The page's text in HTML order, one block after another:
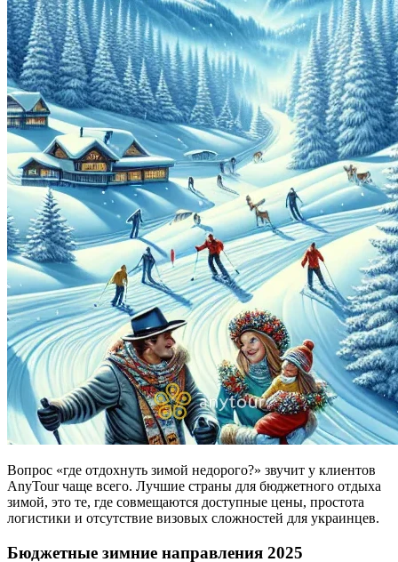
Вопрос «где отдохнуть зимой недорого?» звучит у клиентов
AnyTour чаще всего. Лучшие страны для бюджетного отдыха
зимой, это те, где совмещаются доступные цены, простота
логистики и отсутствие визовых сложностей для украинцев.
Бюджетные зимние направления 2025